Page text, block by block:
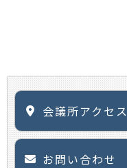
会議所アクセス
お問い合わせ